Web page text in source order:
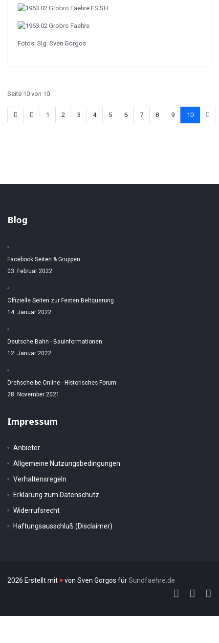
Fotos: Slg. Sven Gorgos
Seite 10 von 10
1 2 3 4 5 6 7 8 9 10
Blog
Facebook Seiten & Gruppen
03. Februar 2022
Offizielle Seiten zur Festen Beltquerung
14. Januar 2022
Deutsche Bahn - Bauinformationen
12. Januar 2022
Drehscheibe Online - Historisches Forum
28. November 2021
Impressum
Anbieter
Allgemeine Nutzungsbedingungen
Verhaltensregeln
Erklärung zum Datenschutz
Widerrufsrecht
Haftungsausschluß (Disclaimer)
2026 Erstellt mit♥von Sven Gorgos fürSundfaehre.de